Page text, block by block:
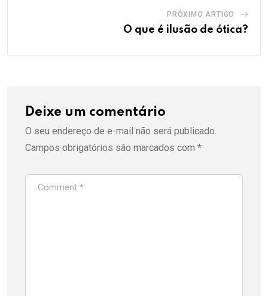
PRÓXIMO ARTIGO
O que é ilusão de ótica?
Deixe um comentário
O seu endereço de e-mail não será publicado.
Campos obrigatórios são marcados com *